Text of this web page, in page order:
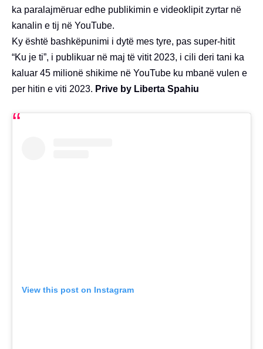
ka paralajmëruar edhe publikimin e videoklipit zyrtar në
kanalin e tij në YouTube.
Ky është bashkëpunimi i dytë mes tyre, pas super-hitit
“Ku je ti”, i publikuar në maj të vitit 2023, i cili deri tani ka
kaluar 45 milionë shikime në YouTube ku mbanë vulen e
per hitin e viti 2023. Prive by Liberta Spahiu
View this post on Instagram